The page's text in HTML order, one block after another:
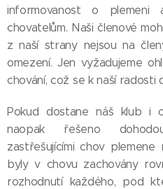
informovanost o plemeni
chovatelům. Naši členové
z naší strany nejsou na
omezení. Jen vyžadujeme
chování, což se k naší radosti
Pokud dostane náš klub i
naopak řešeno
zastřešujícími chov
byly v chovu zachovány
rozhodnutí každého, pod